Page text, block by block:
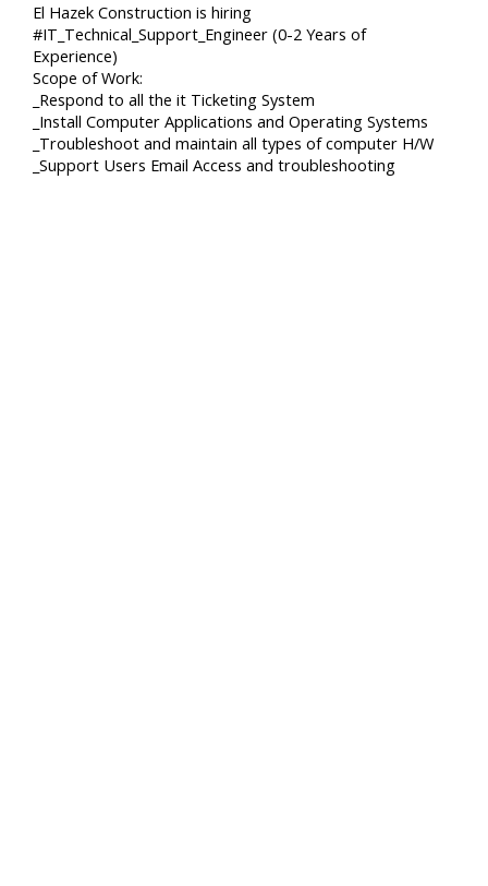
El Hazek Construction is hiring
#IT_Technical_Support_Engineer (0-2 Years of
Experience)
Scope of Work:
_Respond to all the it Ticketing System
_Install Computer Applications and Operating Systems
_Troubleshoot and maintain all types of computer H/W
_Support Users Email Access and troubleshooting